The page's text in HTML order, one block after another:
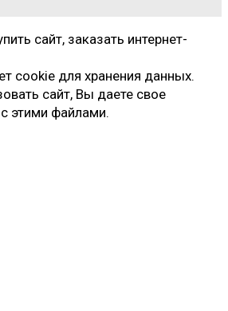
сайт, заказать интернет-
cookie для хранения данных.
сайт, Вы даете свое
этими файлами.